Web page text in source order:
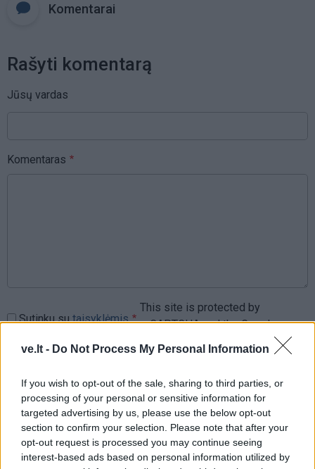
ve.lt - Do Not Process My Personal Information
If you wish to opt-out of the sale, sharing to third parties, or
processing of your personal or sensitive information for
targeted advertising by us, please use the below opt-out
section to confirm your selection. Please note that after your
opt-out request is processed you may continue seeing
interest-based ads based on personal information utilized by
Komentarai
Rašyti komentarą
Jūsų vardas
Komentaras
Sutinku sutaisyklėmis
This site is protected by
reCAPTCHA and the Google
Privacy Policyand
Terms of